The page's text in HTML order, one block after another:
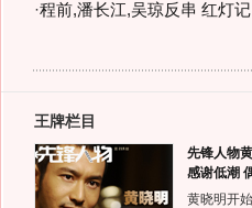
·程前,潘长江,吴琼反串 红灯记
王牌栏目
先锋人物
感谢低潮
黄晓明开